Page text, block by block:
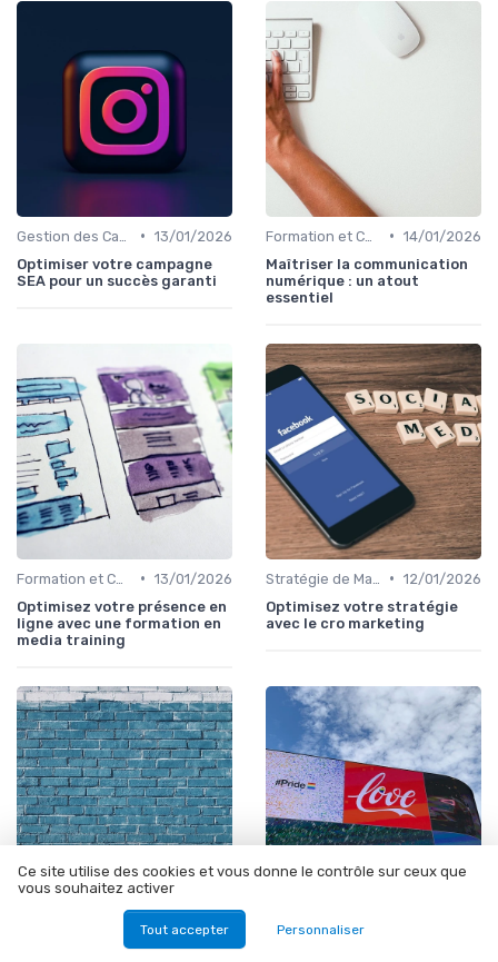
• 13/01/2026
Optimiser votre campagne
SEA pour un succès garanti
• 14/01/2026
Maîtriser la communication
numérique : un atout
essentiel
• 13/01/2026
Optimisez votre présence en
ligne avec une formation en
media training
• 12/01/2026
Optimisez votre stratégie
avec le cro marketing
•
Comprendre les médias
Ce site utilise des cookies et vous donne le contrôle sur ceux que
vous souhaitez activer
Tout accepter Personnaliser